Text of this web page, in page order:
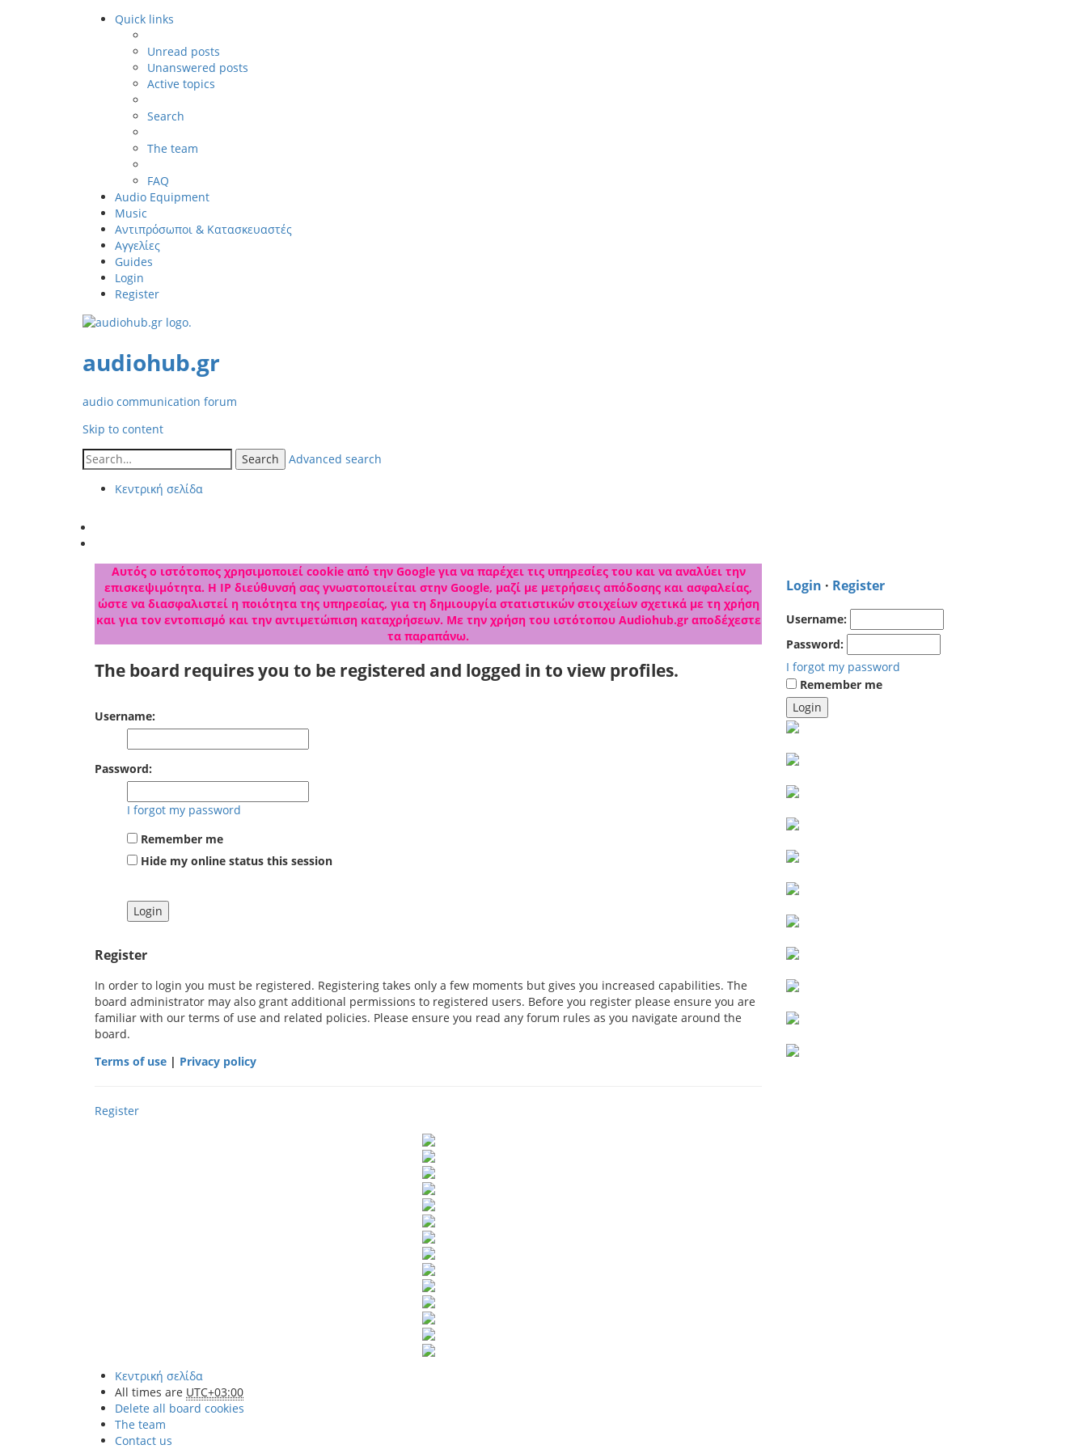
Quick links
Unread posts
Unanswered posts
Active topics
Search
The team
FAQ
Audio Equipment
Music
Αντιπρόσωποι & Κατασκευαστές
Αγγελίες
Guides
Login
Register
audiohub.gr
audio communication forum
Skip to content
Search
Advanced search
Κεντρική σελίδα
Αυτός ο ιστότοπος χρησιμοποιεί cookie από την Google για να παρέχει τις υπηρεσίες του και να αναλύει την
επισκεψιμότητα. Η IP διεύθυνσή σας γνωστοποιείται στην Google, μαζί με μετρήσεις απόδοσης και ασφαλείας,
ώστε να διασφαλιστεί η ποιότητα της υπηρεσίας, για τη δημιουργία στατιστικών στοιχείων σχετικά με τη χρήση
και για τον εντοπισμό και την αντιμετώπιση καταχρήσεων. Με την χρήση του ιστότοπου Audiohub.gr αποδέχεστε
τα παραπάνω.
The board requires you to be registered and logged in to view profiles.
Username:
Password:
I forgot my password
Remember me
Hide my online status this session
Register
In order to login you must be registered. Registering takes only a few moments but gives you increased capabilities. The
board administrator may also grant additional permissions to registered users. Before you register please ensure you are
familiar with our terms of use and related policies. Please ensure you read any forum rules as you navigate around the
board.
Terms of use | Privacy policy
Register
Login · Register
Username:
Password:
I forgot my password
Remember me
Κεντρική σελίδα
All times are UTC+03:00
Delete all board cookies
The team
Contact us